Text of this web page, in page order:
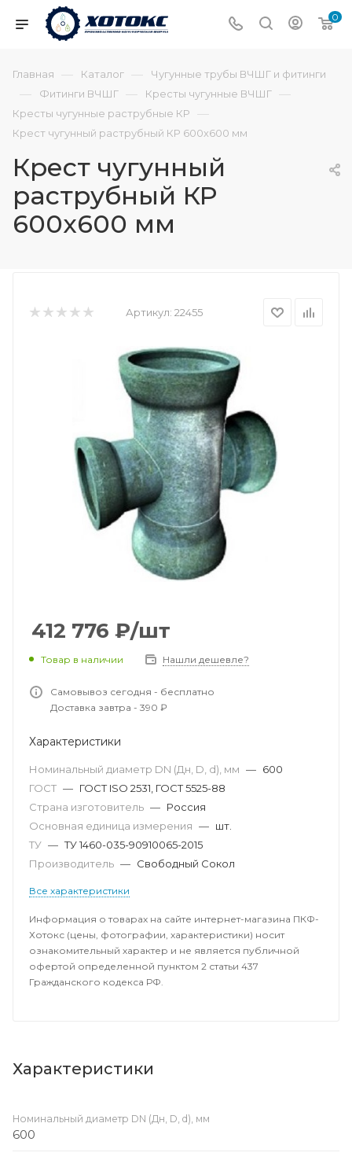
0
Главная — Каталог — Чугунные трубы ВЧШГ и фитинги
— Фитинги ВЧШГ — Кресты чугунные ВЧШГ —
Кресты чугунные раструбные КР —
Крест чугунный раструбный КР 600х600 мм
Крест чугунный
раструбный КР
600х600 мм
Артикул: 22455
412 776 ₽/шт
Товар в наличии Нашли дешевле?
Самовывоз сегодня - бесплатно
Доставка завтра - 390 ₽
Характеристики
Номинальный диаметр DN (Дн, D, d), мм — 600
ГОСТ — ГОСТ ISO 2531, ГОСТ 5525-88
Страна изготовитель — Россия
Основная единица измерения — шт.
ТУ — ТУ 1460-035-90910065-2015
Производитель — Свободный Сокол
Все характеристики
Информация о товарах на сайте интернет-магазина ПКФ-
Хотокс (цены, фотографии, характеристики) носит
ознакомительный характер и не является публичной
офертой определенной пунктом 2 статьи 437
Гражданского кодекса РФ.
Характеристики
Номинальный диаметр DN (Дн, D, d), мм
600